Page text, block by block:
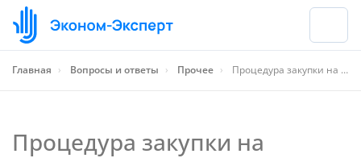
Главная › Вопросы и ответы › Прочее › Процедура закупки на ремонт кровли
Процедура закупки на